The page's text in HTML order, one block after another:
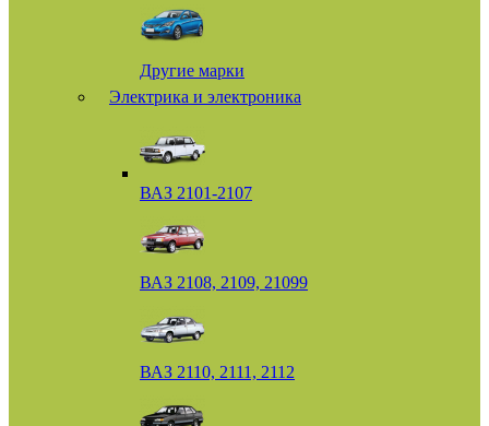
Другие марки
Электрика и электроника
ВАЗ 2101-2107
ВАЗ 2108, 2109, 21099
ВАЗ 2110, 2111, 2112